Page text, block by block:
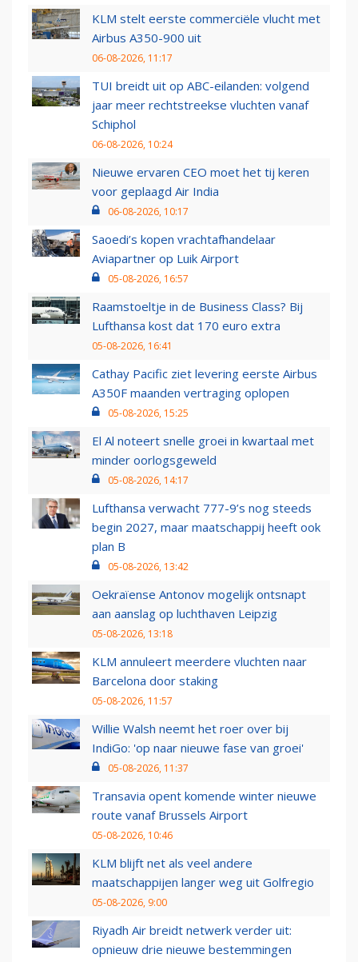
KLM stelt eerste commerciële vlucht met
Airbus A350-900 uit
06-08-2026, 11:17
TUI breidt uit op ABC-eilanden: volgend
jaar meer rechtstreekse vluchten vanaf
Schiphol
06-08-2026, 10:24
Nieuwe ervaren CEO moet het tij keren
voor geplaagd Air India
06-08-2026, 10:17
Saoedi’s kopen vrachtafhandelaar
Aviapartner op Luik Airport
05-08-2026, 16:57
Raamstoeltje in de Business Class? Bij
Lufthansa kost dat 170 euro extra
05-08-2026, 16:41
Cathay Pacific ziet levering eerste Airbus
A350F maanden vertraging oplopen
05-08-2026, 15:25
El Al noteert snelle groei in kwartaal met
minder oorlogsgeweld
05-08-2026, 14:17
Lufthansa verwacht 777-9’s nog steeds
begin 2027, maar maatschappij heeft ook
plan B
05-08-2026, 13:42
Oekraïense Antonov mogelijk ontsnapt
aan aanslag op luchthaven Leipzig
05-08-2026, 13:18
KLM annuleert meerdere vluchten naar
Barcelona door staking
05-08-2026, 11:57
Willie Walsh neemt het roer over bij
IndiGo: 'op naar nieuwe fase van groei'
05-08-2026, 11:37
Transavia opent komende winter nieuwe
route vanaf Brussels Airport
05-08-2026, 10:46
KLM blijft net als veel andere
maatschappijen langer weg uit Golfregio
05-08-2026, 9:00
Riyadh Air breidt netwerk verder uit:
opnieuw drie nieuwe bestemmingen